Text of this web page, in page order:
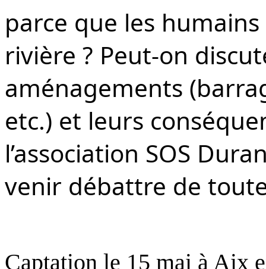
parce que les
rivière ? Peut-on
aménagements
etc.) et leurs
l’association SOS
venir débattre de
Captation le 15 mai à Aix